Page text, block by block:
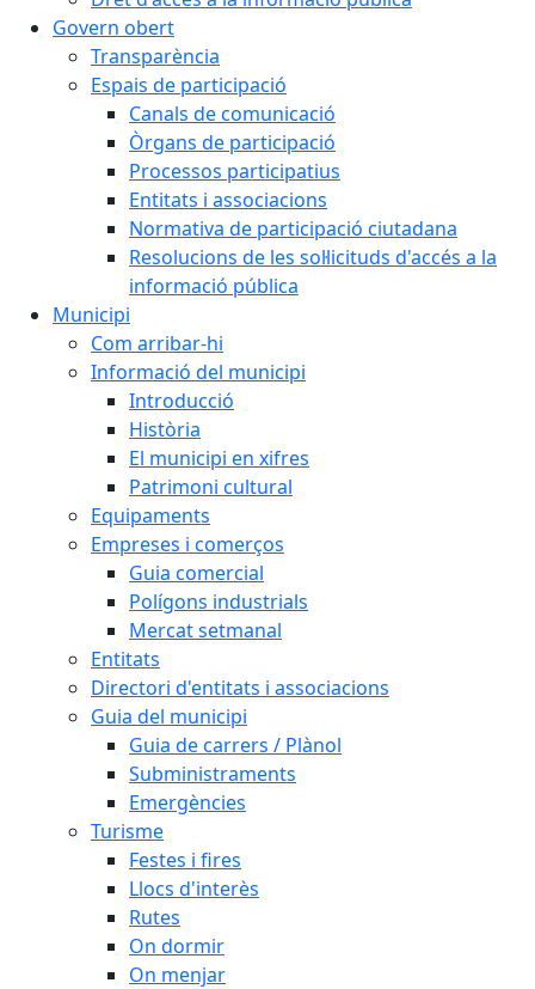
Govern obert
Transparència
Espais de participació
Canals de comunicació
Òrgans de participació
Processos participatius
Entitats i associacions
Normativa de participació ciutadana
Resolucions de les sol·licituds d'accés a la
informació pública
Municipi
Com arribar-hi
Informació del municipi
Introducció
Història
El municipi en xifres
Patrimoni cultural
Equipaments
Empreses i comerços
Guia comercial
Polígons industrials
Mercat setmanal
Entitats
Directori d'entitats i associacions
Guia del municipi
Guia de carrers / Plànol
Subministraments
Emergències
Turisme
Festes i fires
Llocs d'interès
Rutes
On dormir
On menjar